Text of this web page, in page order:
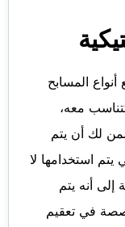
المسابح
معه،
لك أن يتم
يتم استخدامها لا
أنه يتم
في تعقيم